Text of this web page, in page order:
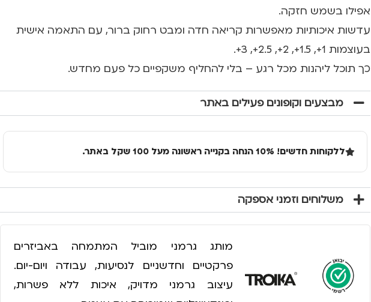
אפילו בשמש חזקה.
עדשות איכותיות מאפשרות קריאה חדה ומבט רחוק ברור, עם התאמה אישית
בעוצמות 1+, 1.5+, 2+, 2.5+, 3+.
כך תוכל ליהנות מכל רגע – בלי להחליף משקפיים כל פעם מחדש.
מבצעים וקופונים פעילים באתר
ללקוחות חדשים! 10% הנחה בקנייה ראשונה מעל 100 שקל באתר.
משלוחים וזמני אספקה
מותג גרמני מוביל המתמחה באביזרים
פרקטיים וחדשניים לנסיעות, עבודה ויום-יום.
עיצוב גרמני מדויק, איכות ללא פשרות,